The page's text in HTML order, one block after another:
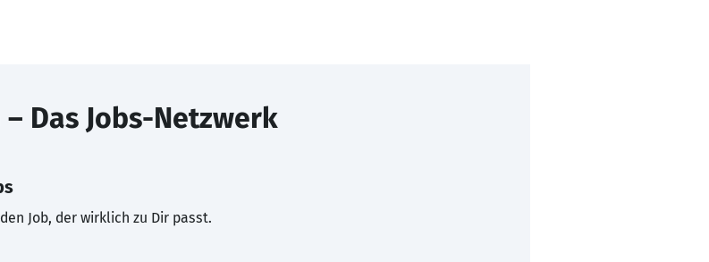
– Das Jobs-Netzwerk
Job, der wirklich zu Dir passt.